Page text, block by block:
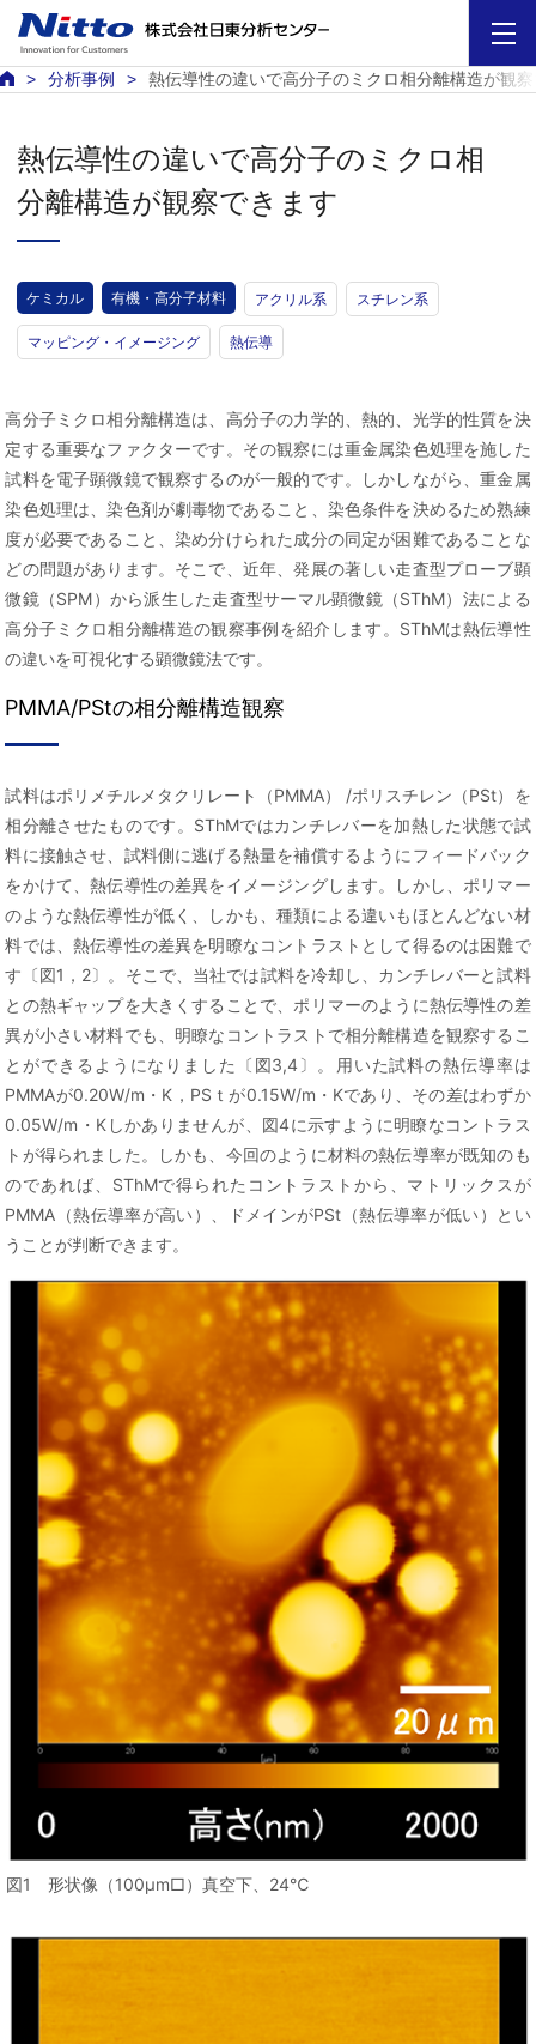
分析事例 熱伝導性の違いで高分子のミクロ相分離構造が観
熱伝導性の違いで高分子のミクロ相
分離構造が観察できます
ケミカル 有機・高分子材料 アクリル系 スチレン系
マッピング・イメージング 熱伝導
高分子ミクロ相分離構造は、高分子の力学的、熱的、光学的性質を決
定する重要なファクターです。その観察には重金属染色処理を施した
試料を電子顕微鏡で観察するのが一般的です。しかしながら、重金属
染色処理は、染色剤が劇毒物であること、染色条件を決めるため熟練
度が必要であること、染め分けられた成分の同定が困難であることな
どの問題があります。そこで、近年、発展の著しい走査型プローブ顕
微鏡（SPM）から派生した走査型サーマル顕微鏡（SThM）法による
高分子ミクロ相分離構造の観察事例を紹介します。SThMは熱伝導性
の違いを可視化する顕微鏡法です。
PMMA/PStの相分離構造観察
試料はポリメチルメタクリレート（PMMA） /ポリスチレン（PSt）を
相分離させたものです。SThMではカンチレバーを加熱した状態で試
料に接触させ、試料側に逃げる熱量を補償するようにフィードバック
をかけて、熱伝導性の差異をイメージングします。しかし、ポリマー
のような熱伝導性が低く、しかも、種類による違いもほとんどない材
料では、熱伝導性の差異を明瞭なコントラストとして得るのは困難で
す〔図1，2〕。そこで、当社では試料を冷却し、カンチレバーと試料
との熱ギャップを大きくすることで、ポリマーのように熱伝導性の差
異が小さい材料でも、明瞭なコントラストで相分離構造を観察するこ
とができるようになりました〔図3,4〕。 用いた試料の熱伝導率は
PMMAが0.20W/m・K，PSｔが0.15W/m・Kであり、その差はわずか
0.05W/m・Kしかありませんが、図4に示すように明瞭なコントラス
トが得られました。しかも、今回のように材料の熱伝導率が既知のも
のであれば、SThMで得られたコントラストから、マトリックスが
PMMA（熱伝導率が高い）、ドメインがPSt（熱伝導率が低い）とい
うことが判断できます。
図1 形状像（100μm□）真空下、24℃